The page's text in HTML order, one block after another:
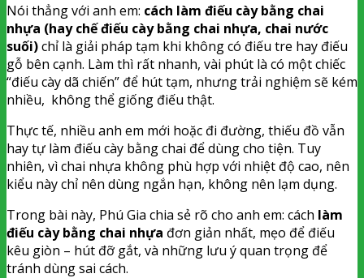
Nói thẳng với anh em: cách làm điếu cày bằng chai
nhựa (hay chế điếu cày bằng chai nhựa, chai nước
suối)chỉ là giải pháp tạm khi không có điếu tre hay điếu
gỗ bên cạnh. Làm thì rất nhanh, vài phút là có một chiếc
“điếu cày dã chiến” để hút tạm, nhưng trải nghiệm sẽ kém
nhiều, không thể giống điếu thật.
Thực tế, nhiều anh em mới hoặc đi đường, thiếu đồ vẫn
hay tự làm điếu cày bằng chai để dùng cho tiện. Tuy
nhiên, vì chai nhựa không phù hợp với nhiệt độ cao, nên
kiểu này chỉ nên dùng ngắn hạn, không nên lạm dụng.
Trong bài này, Phú Gia chia sẻ rõ cho anh em: cách làm
điếu cày bằng chai nhựa đơn giản nhất, mẹo để điếu
kêu giòn – hút đỡ gắt, và những lưu ý quan trọng để
tránh dùng sai cách.